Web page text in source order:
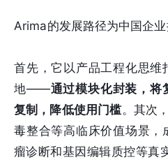
Arima的发展路径为中国企
首先，它以产品工程化思维
地——通过模块化封装，将
复制，降低使用门槛。其次
毒整合等高临床价值场景，
瘤诊断和基因编辑质控等真